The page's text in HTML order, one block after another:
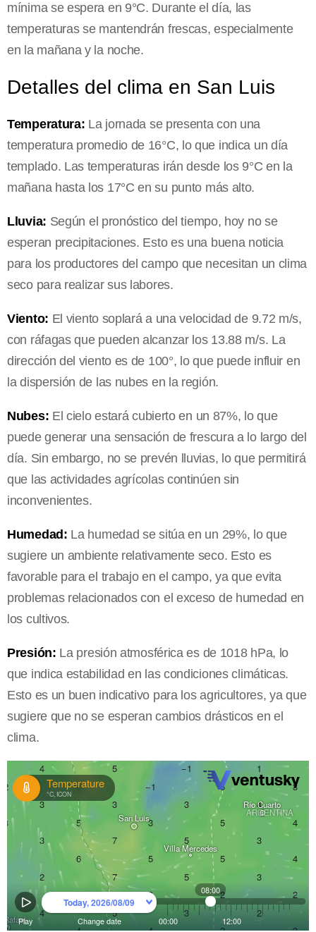
mínima se espera en 9°C. Durante el día, las
temperaturas se mantendrán frescas, especialmente
en la mañana y la noche.
Detalles del clima en San Luis
Temperatura: La jornada se presenta con una
temperatura promedio de 16°C, lo que indica un día
templado. Las temperaturas irán desde los 9°C en la
mañana hasta los 17°C en su punto más alto.
Lluvia: Según el pronóstico del tiempo, hoy no se
esperan precipitaciones. Esto es una buena noticia
para los productores del campo que necesitan un clima
seco para realizar sus labores.
Viento: El viento soplará a una velocidad de 9.72 m/s,
con ráfagas que pueden alcanzar los 13.88 m/s. La
dirección del viento es de 100°, lo que puede influir en
la dispersión de las nubes en la región.
Nubes: El cielo estará cubierto en un 87%, lo que
puede generar una sensación de frescura a lo largo del
día. Sin embargo, no se prevén lluvias, lo que permitirá
que las actividades agrícolas continúen sin
inconvenientes.
Humedad: La humedad se sitúa en un 29%, lo que
sugiere un ambiente relativamente seco. Esto es
favorable para el trabajo en el campo, ya que evita
problemas relacionados con el exceso de humedad en
los cultivos.
Presión: La presión atmosférica es de 1018 hPa, lo
que indica estabilidad en las condiciones climáticas.
Esto es un buen indicativo para los agricultores, ya que
sugiere que no se esperan cambios drásticos en el
clima.